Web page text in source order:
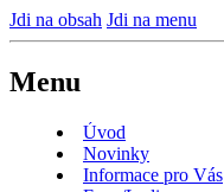
Jdi na obsah Jdi na menu
Menu
Úvod
Novinky
Informace pro Vás